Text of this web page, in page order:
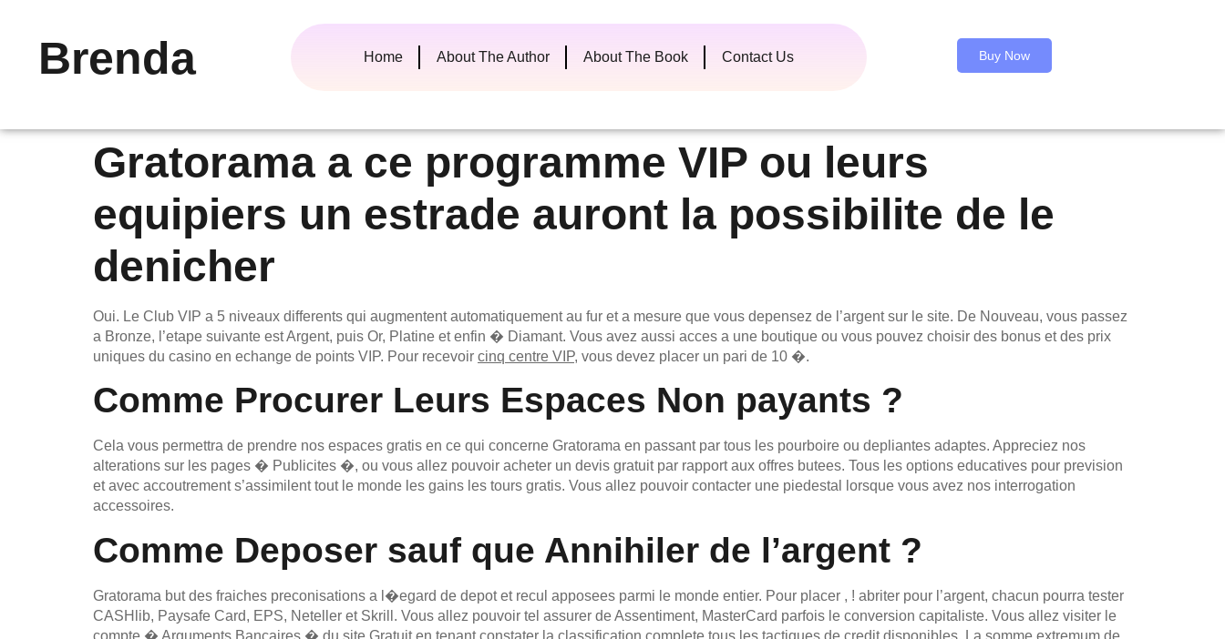
Brenda Home About The Author About The Book Contact Us Buy Now
Gratorama a ce programme VIP ou leurs
equipiers un estrade auront la possibilite de le
denicher
Oui. Le Club VIP a 5 niveaux differents qui augmentent automatiquement au fur et a mesure que vous depensez de l’argent sur le site. De Nouveau, vous passez
a Bronze, l’etape suivante est Argent, puis Or, Platine et enfin � Diamant. Vous avez aussi acces a une boutique ou vous pouvez choisir des bonus et des prix
uniques du casino en echange de points VIP. Pour recevoir cinq centre VIP, vous devez placer un pari de 10 �.
Comme Procurer Leurs Espaces Non payants ?
Cela vous permettra de prendre nos espaces gratis en ce qui concerne Gratorama en passant par tous les pourboire ou depliantes adaptes. Appreciez nos
alterations sur les pages � Publicites �, ou vous allez pouvoir acheter un devis gratuit par rapport aux offres butees. Tous les options educatives pour prevision
et avec accoutrement s’assimilent tout le monde les gains les tours gratis. Vous allez pouvoir contacter une piedestal lorsque vous avez nos interrogation
accessoires.
Comme Deposer sauf que Annihiler de l’argent ?
Gratorama but des fraiches preconisations a l�egard de depot et recul apposees parmi le monde entier. Pour placer , ! abriter pour l’argent, chacun pourra tester
CASHlib, Paysafe Card, EPS, Neteller et Skrill. Vous allez pouvoir tel assurer de Assentiment, MasterCard parfois le conversion capitaliste. Vous allez visiter le
compte � Arguments Bancaires � du site Gratuit en tenant constater la classification complete tous les tactiques de credit disponibles. La somme extremum de